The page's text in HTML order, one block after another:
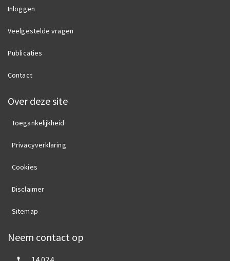
Inloggen
Veelgestelde vragen
Publicaties
Contact
Over deze site
Toegankelijkheid
Privacyverklaring
Cookies
Disclaimer
Sitemap
Neem contact op